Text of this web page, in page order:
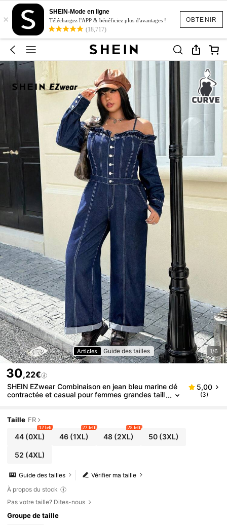
OBTENIR
×
SHEIN-Mode en ligne
Téléchargez l'APP & bénéficiez plus d'avantages !
(18,717)
Articles Guide des tailles 1/6
30,22€
SHEIN EZwear Combinaison en jean bleu marine dé
contractée et casual pour femmes grandes taill
5,00
(3)
Taille FR
44(0XL)
12 left
46 (1XL)
22 left
48(2XL)
28 left
50(3XL)
52 (4XL)
Vérifier ma taille
Guide des tailles
À propos du stock
Pas votre taille? Dites-nous
Groupe de taille